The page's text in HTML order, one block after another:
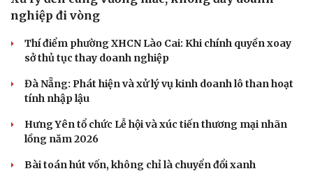
Ăn sạch sống khỏe
nghiệp đi vòng
Thí điểm phường XHCN Lào Cai: Khi chính quyền xoay
sở thủ tục thay doanh nghiệp
Đà Nẵng: Phát hiện và xử lý vụ kinh doanh lô than hoạt
tính nhập lậu
Hưng Yên tổ chức Lễ hội và xúc tiến thương mại nhãn
lồng năm 2026
Bài toán hút vốn, không chỉ là chuyển đổi xanh